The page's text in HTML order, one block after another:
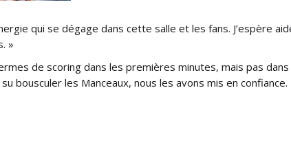
qui se dégage dans cette salle et les fans. J’espère
»
de scoring dans les premières minutes, mais pas
bousculer les Manceaux, nous les avons mis en confiance.